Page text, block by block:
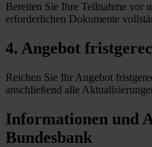
Bereiten Sie Ihre Teilnahme vor
erforderlichen Dokumente
4. Angebot
Reichen Sie Ihr Angebot
anschließend alle
Informationen und
Bundesbank